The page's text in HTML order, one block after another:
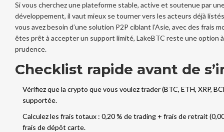
Si vous cherchez une plateforme stable, active et soutenue par
développement, il vaut mieux se tourner vers les acteurs déjà
vous avez besoin d’une solution P2P ciblant l’Asie, avec des frais
êtes prêt à accepter un support limité, LakeBTC reste une option
prudence.
Checklist rapide avant de
Vérifiez que la crypto que vous voulez trader (BTC, ETH, XRP,
supportée.
Calculez les frais totaux : 0,20 % de trading + frais de retrait
frais de dépôt carte.